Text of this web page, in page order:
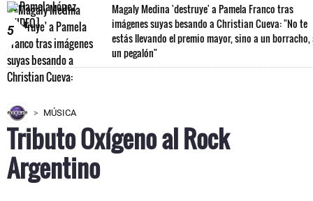
5
Magaly Medina 'destruye' a Pamela Franco tras
imágenes suyas besando a Christian Cueva: "No te
estás llevando el premio mayor, sino a un borracho,
un pegalón"
MÚSICA
Tributo Oxígeno al Rock
Argentino